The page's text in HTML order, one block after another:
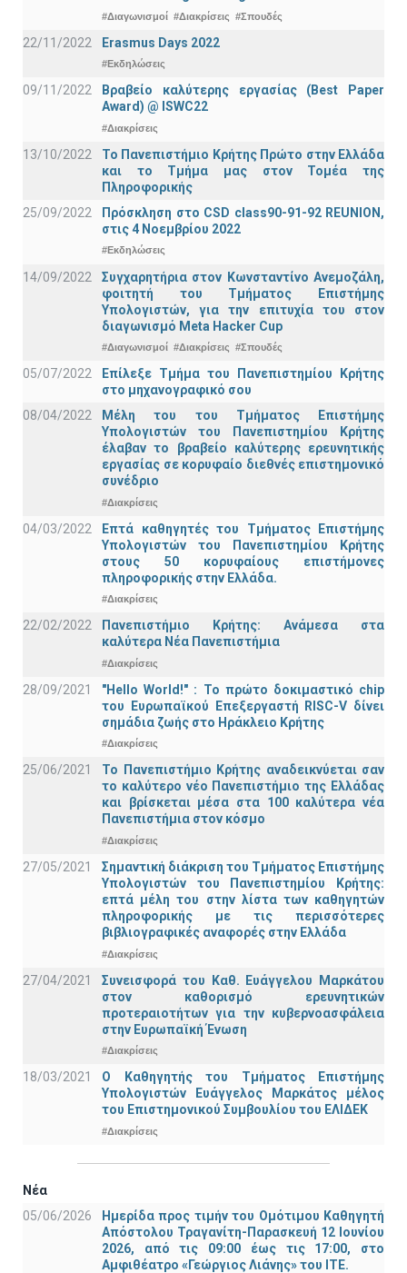
#Διαγωνισμοί #Διακρίσεις #Σπουδές
22/11/2022 Erasmus Days 2022
#Εκδηλώσεις
09/11/2022
Βραβείο καλύτερης εργασίας (Best Paper
Award) @ ISWC22
#Διακρίσεις
13/10/2022
Το Πανεπιστήμιο Κρήτης Πρώτο στην Ελλάδα
και το Τμήμα μας στον Τομέα της
Πληροφορικής
25/09/2022
Πρόσκληση στο CSD class90-91-92 REUNION,
στις 4 Νοεμβρίου 2022
#Εκδηλώσεις
14/09/2022
Συγχαρητήρια στον Κωνσταντίνο Ανεμοζάλη,
φοιτητή του Τμήματος Επιστήμης
Υπολογιστών, για την επιτυχία του στον
διαγωνισμό Meta Hacker Cup
#Διαγωνισμοί #Διακρίσεις #Σπουδές
05/07/2022
Επίλεξε Τμήμα του Πανεπιστημίου Κρήτης
στο μηχανογραφικό σου
08/04/2022
Μέλη του του Τμήματος Επιστήμης
Υπολογιστών του Πανεπιστημίου Κρήτης
έλαβαν το βραβείο καλύτερης ερευνητικής
εργασίας σε κορυφαίο διεθνές επιστημονικό
συνέδριο
#Διακρίσεις
04/03/2022
Επτά καθηγητές του Τμήματος Επιστήμης
Υπολογιστών του Πανεπιστημίου Κρήτης
στους 50 κορυφαίους επιστήμονες
πληροφορικής στην Ελλάδα.
#Διακρίσεις
22/02/2022
Πανεπιστήμιο Κρήτης: Ανάμεσα στα
καλύτερα Νέα Πανεπιστήμια
#Διακρίσεις
28/09/2021
"Hello World!" : Το πρώτο δοκιμαστικό chip
του Ευρωπαϊκού Επεξεργαστή RISC-V δίνει
σημάδια ζωής στο Ηράκλειο Κρήτης
#Διακρίσεις
25/06/2021
Το Πανεπιστήμιο Κρήτης αναδεικνύεται σαν
το καλύτερο νέο Πανεπιστήμιο της Ελλάδας
και βρίσκεται μέσα στα 100 καλύτερα νέα
Πανεπιστήμια στον κόσμο
#Διακρίσεις
27/05/2021
Σημαντική διάκριση του Τμήματος Επιστήμης
Υπολογιστών του Πανεπιστημίου Κρήτης:
επτά μέλη του στην λίστα των καθηγητών
πληροφορικής με τις περισσότερες
βιβλιογραφικές αναφορές στην Ελλάδα
#Διακρίσεις
27/04/2021
Συνεισφορά του Καθ. Ευάγγελου Μαρκάτου
στον καθορισμό ερευνητικών
προτεραιοτήτων για την κυβερνοασφάλεια
στην Ευρωπαϊκή Ένωση
#Διακρίσεις
18/03/2021
Ο Καθηγητής του Τμήματος Επιστήμης
Υπολογιστών Ευάγγελος Μαρκάτος μέλος
του Επιστημονικού Συμβουλίου του ΕΛΙΔΕΚ
#Διακρίσεις
Νέα
05/06/2026
Ημερίδα προς τιμήν του Ομότιμου Καθηγητή
Απόστολου Τραγανίτη-Παρασκευή 12 Ιουνίου
2026, από τις 09:00 έως τις 17:00, στο
Αμφιθέατρο «Γεώργιος Λιάνης» του ΙΤΕ.